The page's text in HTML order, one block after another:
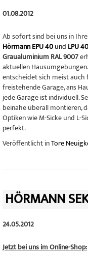
01.08.2012
Ab sofort sind bei uns in
Hörmann EPU 40und LPU 40
Graualuminium RAL 9007
aktuellen
entscheidet sich meist auch
freistehende Garage, ans
jede Garage ist individuell.
beinahe überall montieren,
Optiken wie M-Sicke und L-
perfekt.
Veröffentlicht inTore
HÖRMANN
24.05.2012
Jetzt bei uns im Online-Shop: